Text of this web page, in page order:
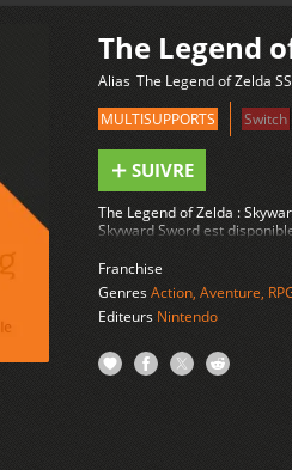
The Legend
Alias The Legend of Zelda SS
MULTISUPPORTS
Switch
SUIVRE
The Legend of Zelda :
Skyward Sword est
Franchise
GenresAction, Aventure,
Editeurs Nintendo